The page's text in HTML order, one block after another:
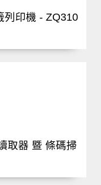
列印機 - ZQ310
取器 暨 條碼掃